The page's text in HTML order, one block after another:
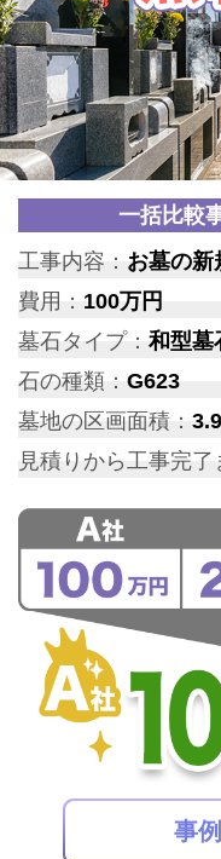
一括比較
工事内容： お墓の新
費用： 100万円
墓石タイプ：和型墓
石の種類： G623
墓地の区画面積：
見積りから工事完了
事